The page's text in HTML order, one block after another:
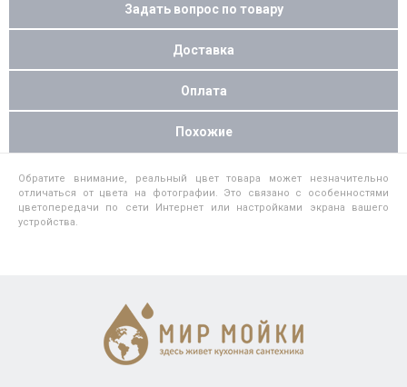
Задать вопрос по товару
Доставка
Оплата
Похожие
Обратите внимание, реальный цвет товара может незначительно
отличаться от цвета на фотографии. Это связано с особенностями
цветопередачи по сети Интернет или настройками экрана вашего
устройства.